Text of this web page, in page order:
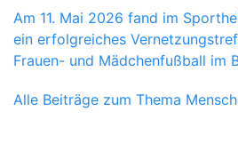
Am 11. Mai 2026 fand im
ein erfolgreiches
Frauen- und Mädchenfußball im
Alle Beiträge zum Thema